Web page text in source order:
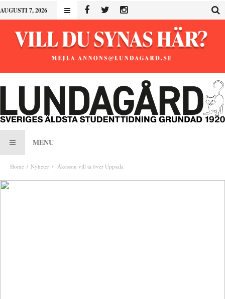
AUGUSTI 7, 2026
MENU
Home Nyheter Åkesson vill ta över Uppsala